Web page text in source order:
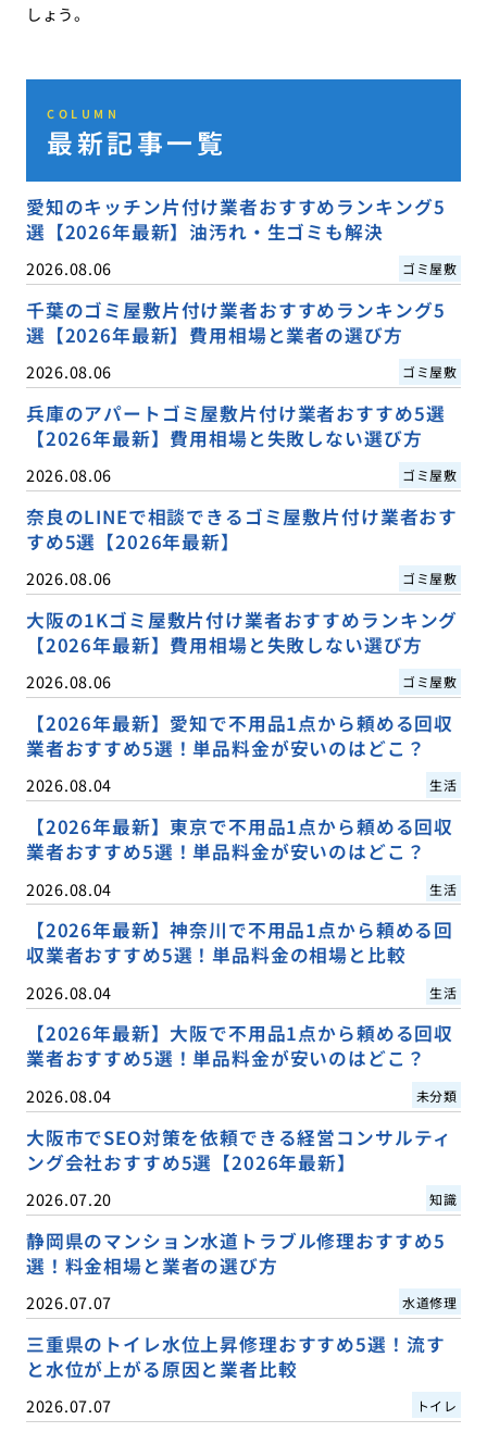
しょう。
COLUMN
最新記事一覧
愛知のキッチン片付け業者おすすめランキング5
選【2026年最新】油汚れ・生ゴミも解決
2026.08.06 ゴミ屋敷
千葉のゴミ屋敷片付け業者おすすめランキング5
選【2026年最新】費用相場と業者の選び方
2026.08.06 ゴミ屋敷
兵庫のアパートゴミ屋敷片付け業者おすすめ5選
【2026年最新】費用相場と失敗しない選び方
2026.08.06 ゴミ屋敷
奈良のLINEで相談できるゴミ屋敷片付け業者おす
すめ5選【2026年最新】
2026.08.06 ゴミ屋敷
大阪の1Kゴミ屋敷片付け業者おすすめランキング
【2026年最新】費用相場と失敗しない選び方
2026.08.06 ゴミ屋敷
【2026年最新】愛知で不用品1点から頼める回収
業者おすすめ5選！単品料金が安いのはどこ？
2026.08.04 生活
【2026年最新】東京で不用品1点から頼める回収
業者おすすめ5選！単品料金が安いのはどこ？
2026.08.04 生活
【2026年最新】神奈川で不用品1点から頼める回
収業者おすすめ5選！単品料金の相場と比較
2026.08.04 生活
【2026年最新】大阪で不用品1点から頼める回収
業者おすすめ5選！単品料金が安いのはどこ？
2026.08.04 未分類
大阪市でSEO対策を依頼できる経営コンサルティ
ング会社おすすめ5選【2026年最新】
2026.07.20 知識
静岡県のマンション水道トラブル修理おすすめ5
選！料金相場と業者の選び方
2026.07.07 水道修理
三重県のトイレ水位上昇修理おすすめ5選！流す
と水位が上がる原因と業者比較
2026.07.07 トイレ